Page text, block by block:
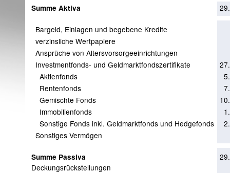
Summe Aktiva
Bargeld, Einlagen und begebene Kredite
verzinsliche Wertpapiere
Ansprüche von Altersvorsorgeeinrichtungen
Investmentfonds- und Geldmarktfondszertifikate
Aktienfonds
Rentenfonds
Gemischte Fonds
Immobilienfonds
Sonstige Fonds inkl. Geldmarktfonds und Hedgefonds
Sonstiges Vermögen
Summe Passiva
Deckungsrückstellungen